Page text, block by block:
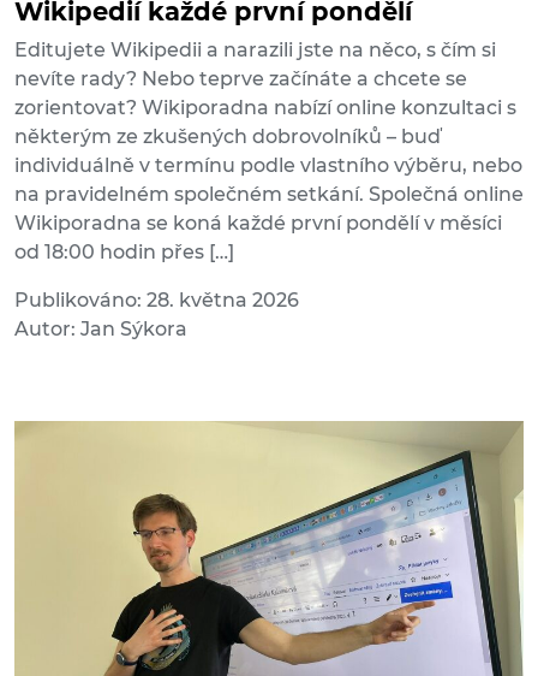
Wikipedií každé první pondělí
Editujete Wikipedii a narazili jste na něco, s čím si
nevíte rady? Nebo teprve začínáte a chcete se
zorientovat? Wikiporadna nabízí online konzultaci s
některým ze zkušených dobrovolníků – buď
individuálně v termínu podle vlastního výběru, nebo
na pravidelném společném setkání. Společná online
Wikiporadna se koná každé první pondělí v měsíci
od 18:00 hodin přes […]
Publikováno: 28. května 2026
Autor: Jan Sýkora